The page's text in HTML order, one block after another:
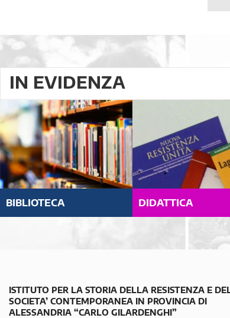
IN EVIDENZA
BIBLIOTECA DIDATTICA
ISTITUTO PER LA STORIA DELLA RESISTENZA E
SOCIETA’ CONTEMPORANEA IN PROVINCIA DI
ALESSANDRIA “CARLO GILARDENGHI”